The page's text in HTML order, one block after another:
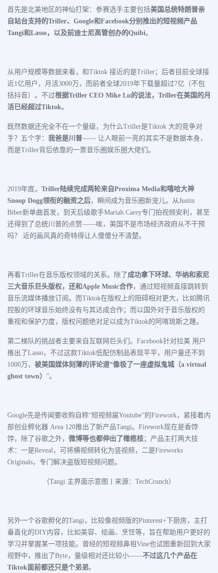
首先是北美地区的神仙打架：参赛选手主要包括美国总统特朗普亲
自站台支持的Triller、Google和Facebook分别推出的短视频产品
Tangi和Lasso，以及前迪士尼高管创办的Quibi。
从用户规模等数据来看，和Tiktok 接近的是Triller；后者目前全球接
近1亿用户，月活3000万，而前者全球2019年下载量超过7亿（不包
括抖音）。不过根据Triller CEO Mike Lu的说法，Triller在美国的月
活已经超过Tiktok。
既然数据还完全不在一个量级，为什么Triller是Tiktok 大的竞争对
手？五个字： 我爸是川普—— 让人眼前一亮的其实不是数据本身，
而是Triller背后依靠的一票音乐圈娱乐圈大佬们。
2019年底， Triller陆续完成两轮来自Proxima Media和嘻哈大神
Snoop Dogg领衔的融资之后，瞬间成为音乐圈新宠儿。从Justin
Biber新单曲首发，到天后级歌手Mariah Carey专门拍视频安利，甚至
还得到了总统川普的点赞——唉，美国不是市场经济政府从不干预
吗？ 近的画风真的奇特得让人傻傻分不清楚。
再看Triller在音乐版权领域的关系。除了 成功拿下环球、华纳和索尼
三大音乐巨头版权，还和Apple Music合作，通过短视频直接跳转到
音乐流媒体播放订阅。而Tiktok在版权上的阻碍相对更大，比如腾讯
控股的环球音乐始终没有与其达成合作；而以国外对于音乐版权的
重视和保护力度，版权问题绝对足以成为Tiktok的阿喀琉斯之踵。
第二梯队的挑战者主要来自互联网巨头们。 Facebook针对拉美 用户
推出了Lasso， 不过这款Tiktok低配仿制品表现平平，用户量还不到
1000万， 被美国媒体刻薄的评论道“像极了一座虚拟鬼城（a virtual
ghost town） ”。
Google先是传闻要收购自称“短视频届Youtube”的Firework，紧接着内
部创业孵化器 Area 120推出了新产品Tangi。Firework现在是香饽
饽，除了谷歌之外， 微博等也都伸出了橄榄枝；产品主打两大技
术：一是Reveal，可将横视频转化为竖视频，二是Fireworks
Originals，专门解决盗版短视频问题。
（Tangi 主界面示意图丨来源：TechCrunch）
另外一个谷歌孵化的Tangi，比较像视频版的Pinterest+下厨房，主打
垂直化的DIY内容，比如美容、绘画、烹饪等，旨在帮助用户更好的
学习并掌握某一项技能。
曾经的短视频鼻祖Vine也试图重新回到大家
视野中，推出了Byte，量级相对还比较小——不过这几个产品在
Tiktok面前都还只是个弟弟。